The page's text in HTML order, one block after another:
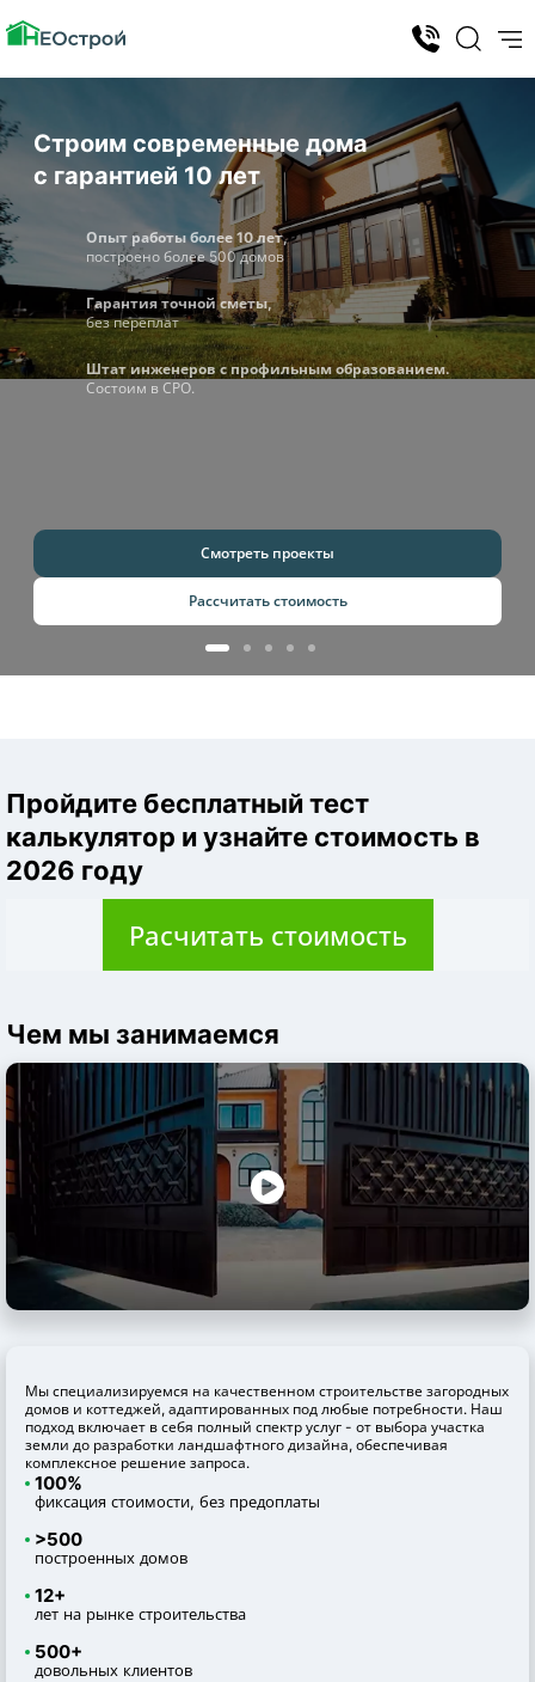
Строим современные дома
с гарантией 10 лет
Опыт работы более 10 лет,
построено более 500 домов
Гарантия точной сметы,
без переплат
Штат инженеров с профильным образованием.
Состоим в СРО.
Смотреть проекты
Рассчитать стоимость
Пройдите бесплатный тест
калькулятор и узнайте стоимость в
2026 году
Расчитать стоимость
Чем мы занимаемся
Мы специализируемся на качественном строительстве загородных
домов и коттеджей, адаптированных под любые потребности. Наш
подход включает в себя полный спектр услуг - от выбора участка
земли до разработки ландшафтного дизайна, обеспечивая
комплексное решение запроса.
100%
фиксация стоимости, без предоплаты
>500
построенных домов
12+
лет на рынке строительства
500+
довольных клиентов